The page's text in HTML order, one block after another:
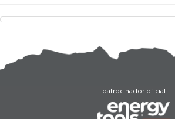
patrocinador oficial